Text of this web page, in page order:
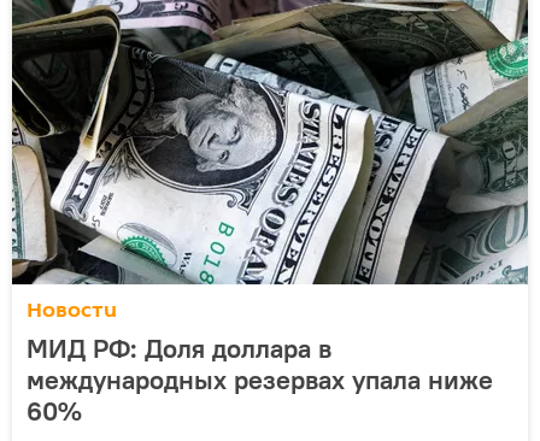
Новости
МИД РФ: Доля доллара в
международных резервах упала ниже
60%